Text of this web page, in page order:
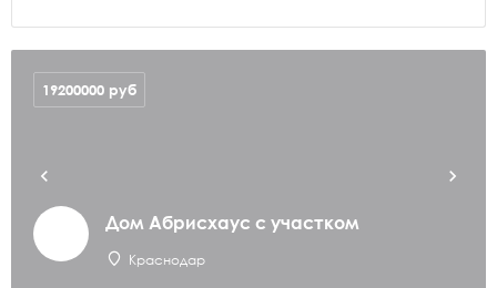
Дом Абрисхаус с участком
Краснодар
19200000 руб